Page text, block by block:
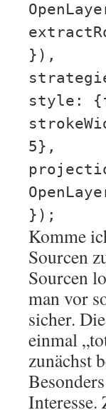
}),
style:
5},
});
Komme
Sourcen
Sourcen
man vor
sicher.
einmal
zunächst
Interesse.